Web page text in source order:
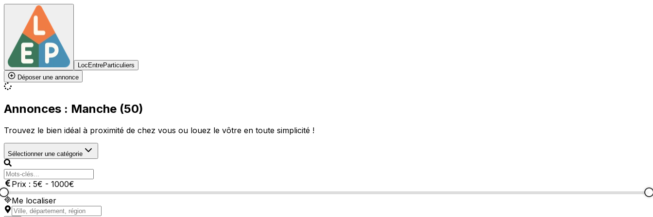
LocEntreParticuliers
Déposer une annonce
Annonces : Manche (50)
Trouvez le bien idéal à proximité de chez vous ou louez le vôtre en toute simplicité !
Sélectionner une catégorie
Prix : 5€ - 1000€
Me localiser